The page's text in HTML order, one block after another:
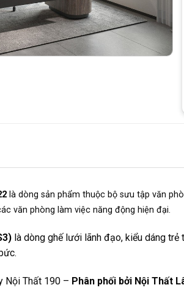
là dòng sản phẩm thuộc bộ sưu tập văn
văn phòng làm việc năng động hiện đại.
là dòng ghế lưới lãnh đạo, kiểu dáng
Nội Thất 190 – Phân phối bởi Nội Thất